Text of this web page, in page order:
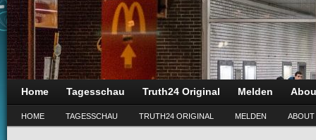
Home Tagesschau Truth24 Original Melden
HOME TAGESSCHAU TRUTH24 ORIGINAL MELDEN ABOUT